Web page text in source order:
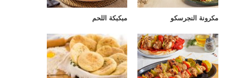
مكرونة النجرسكو مبكبكة اللحم